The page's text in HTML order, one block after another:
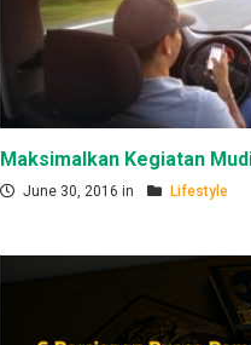
Maksimalkan Kegiatan
June 30, 2016 in Lifestyle